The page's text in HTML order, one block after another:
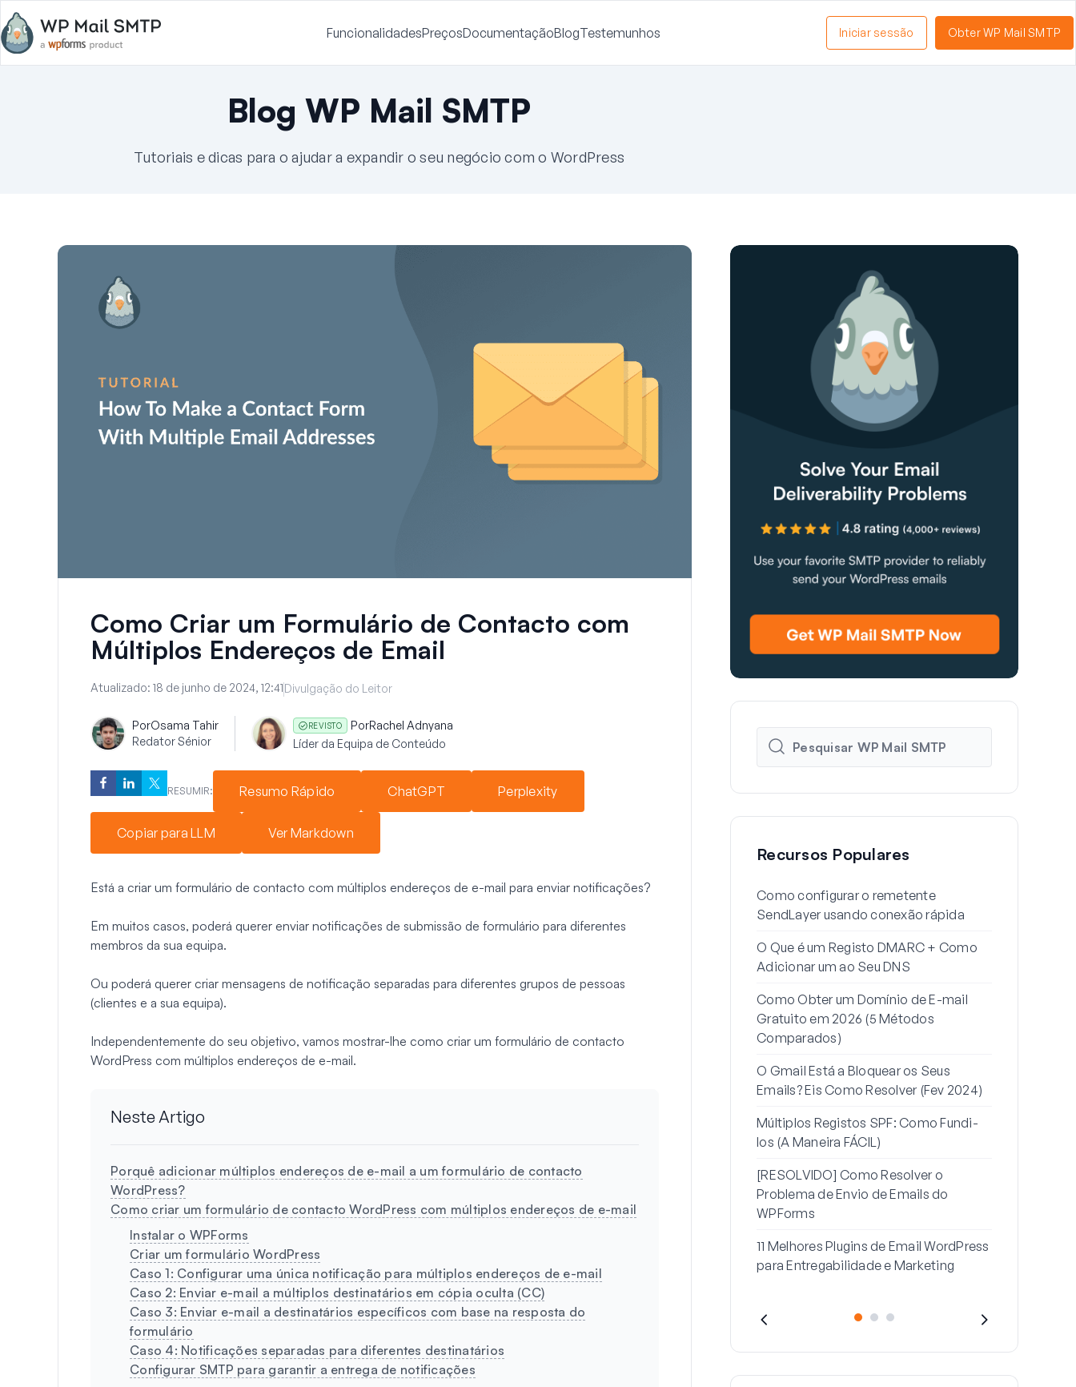
FuncionalidadesPreçosDocumentaçãoBlogTestemunhos Iniciar sessão Obter WP Mail SMTP
Blog WP Mail SMTP
Tutoriais e dicas para o ajudar a expandir o seu negócio com o WordPress
Como Criar um Formulário de Contacto com
Múltiplos Endereços de Email
Atualizado: 18 de junho de 2024, 12:41Divulgação do Leitor
PorOsama Tahir
Redator Sénior
REVISTO PorRachel Adnyana
Líder da Equipa de Conteúdo
RESUMIR: Resumo Rápido ChatGPT Perplexity
Copiar para LLM Ver Markdown
Está a criar um formulário de contacto com múltiplos endereços de e-mail para enviar notificações?
Em muitos casos, poderá querer enviar notificações de submissão de formulário para diferentes
membros da sua equipa.
Ou poderá querer criar mensagens de notificação separadas para diferentes grupos de pessoas
(clientes e a sua equipa).
Independentemente do seu objetivo, vamos mostrar-lhe como criar um formulário de contacto
WordPress com múltiplos endereços de e-mail.
Neste Artigo
Porquê adicionar múltiplos endereços de e-mail a um formulário de contacto
WordPress?
Como criar um formulário de contacto WordPress com múltiplos endereços de e-mail
Instalar o WPForms
Criar um formulário WordPress
Caso 1: Configurar uma única notificação para múltiplos endereços de e-mail
Caso 2: Enviar e-mail a múltiplos destinatários em cópia oculta (CC)
Caso 3: Enviar e-mail a destinatários específicos com base na resposta do
formulário
Caso 4: Notificações separadas para diferentes destinatários
Configurar SMTP para garantir a entrega de notificações
Recursos Populares
Como configurar o remetente
SendLayer usando conexão rápida
O Que é um Registo DMARC + Como
Adicionar um ao Seu DNS
Como Obter um Domínio de E-mail
Gratuito em 2026 (5 Métodos
Comparados)
O Gmail Está a Bloquear os Seus
Emails? Eis Como Resolver (Fev 2024)
Múltiplos Registos SPF: Como Fundi-
los (A Maneira FÁCIL)
[RESOLVIDO] Como Resolver o
Problema de Envio de Emails do
WPForms
11 Melhores Plugins de Email WordPress
para Entregabilidade e Marketing